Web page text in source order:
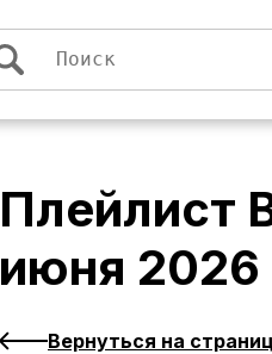
Плейлист
июня 2026
Вернуться на